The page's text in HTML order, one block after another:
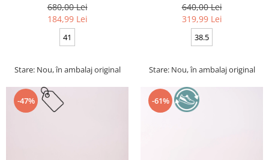
680,00 Lei
184,99 Lei
41
Stare: Nou, în ambalaj original
640,00 Lei
319,99 Lei
38.5
Stare: Nou, în ambalaj original
-47% -61%